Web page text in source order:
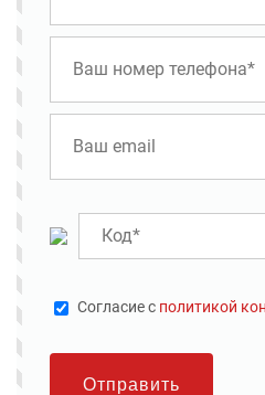
Cогласие с политикой
Отправить